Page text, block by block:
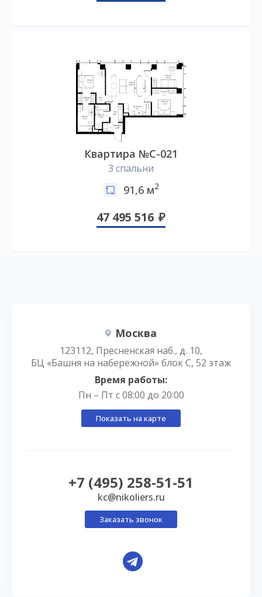
Квартира №C-021
3 спальни
91,6 м2
47 495 516
Москва
123112, Пресненская наб., д. 10,
БЦ «Башня на набережной» блок С, 52 этаж
Время работы:
Пн – Пт с 08:00 до 20:00
Показать на карте
+7 (495) 258-51-51
kc@nikoliers.ru
Заказать звонок